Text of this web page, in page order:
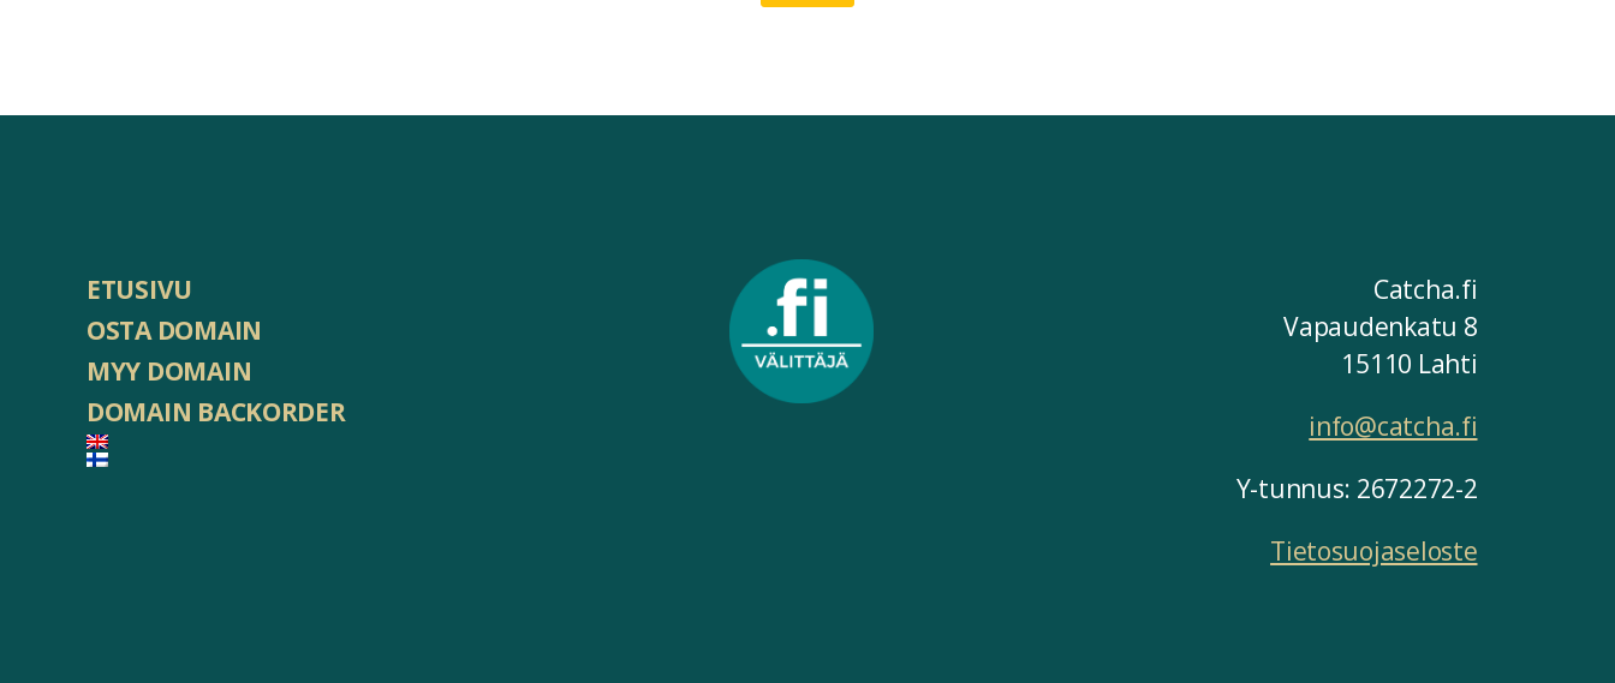
ETUSIVU
OSTA DOMAIN
MYY DOMAIN
DOMAIN BACKORDER
Catcha.fi
Vapaudenkatu 8
15110 Lahti
info@catcha.fi
Y-tunnus: 2672272-2
Tietosuojaseloste